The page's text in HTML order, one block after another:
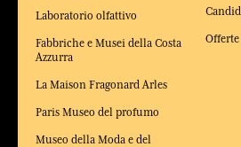
Laboratorio olfattivo
Fabbriche e Musei della Costa
Azzurra
La Maison Fragonard Arles
Paris Museo del profumo
Museo della Moda e del